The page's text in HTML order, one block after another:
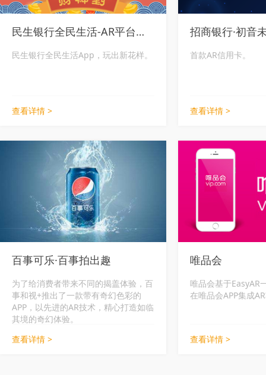
民生银行全民生活-AR平台系统
民生银行全民生活App，玩出新花样。
查看详情 >
招商银行·初音
首款AR信用卡。
查看详情 >
百事可乐·百事拍出趣
为了给消费者带来不同的揭盖体验，百
事和视+推出了一款带有奇幻色彩的
APP，以先进的AR技术，精心打造如临
其境的奇幻体验。
查看详情 >
唯品会
唯品会基于EasyAR
在唯品会APP集成
查看详情 >